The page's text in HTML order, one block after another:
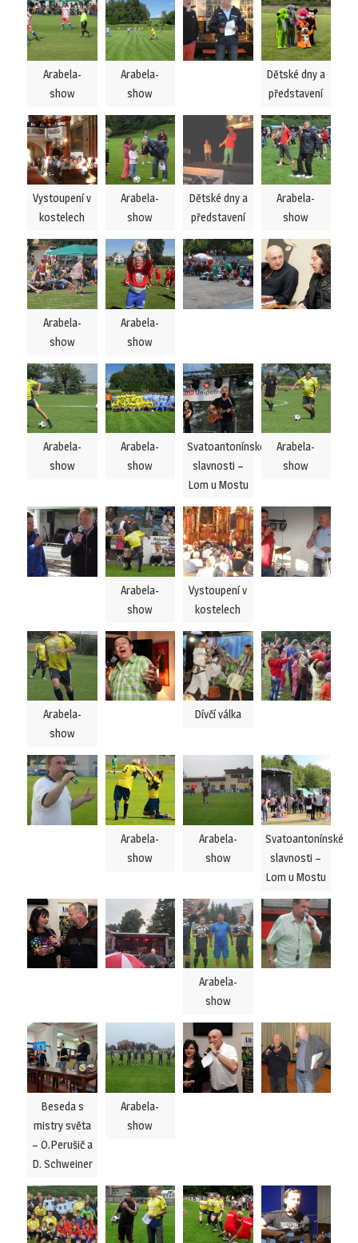
Arabela-
show
Arabela-
show
Dětské dny a
představení
Vystoupení v
kostelech
Arabela-
show
Dětské dny a
představení
Arabela-
show
Arabela-
show
Arabela-
show
Arabela-
show
Arabela-
show
Svatoantonínské
slavnosti –
Lom u Mostu
Arabela-
show
Arabela-
show
Vystoupení v
kostelech
Arabela-
show
Dívčí válka
Arabela-
show
Arabela-
show
Svatoantonínské
slavnosti –
Lom u Mostu
Arabela-
show
Beseda s
mistry světa
– O.Perušič a
D. Schweiner
Arabela-
show